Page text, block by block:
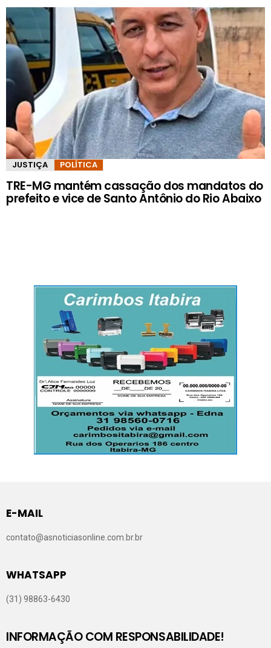
JUSTIÇA POLÍTICA
TRE-MG mantém cassação dos mandatos do
prefeito e vice de Santo Antônio do Rio Abaixo
E-MAIL
contato@asnoticiasonline.com.br.br
WHATSAPP
(31) 98863-6430
INFORMAÇÃO COM RESPONSABILIDADE!